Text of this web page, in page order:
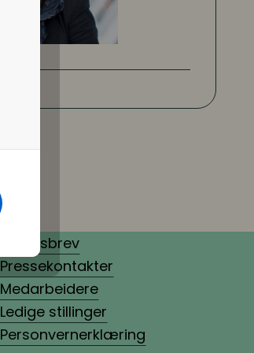
Nyhetsbrev
Pressekontakter
Medarbeidere
Ledige stillinger
Personvernerklæring